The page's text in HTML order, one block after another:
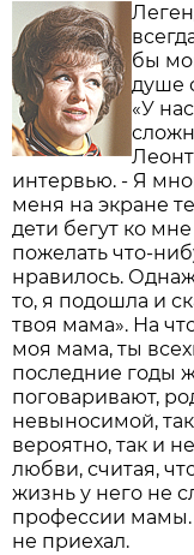
бы
душе
«У
интервью. - Я
меня на экране
дети бегут ко
пожелать что-
нравилось.
то, я подошла и
твоя мама». На
моя мама, ты
последние годы
поговаривают,
невыносимой,
вероятно, так и
любви, считая,
жизнь у него не
профессии
не приехал.